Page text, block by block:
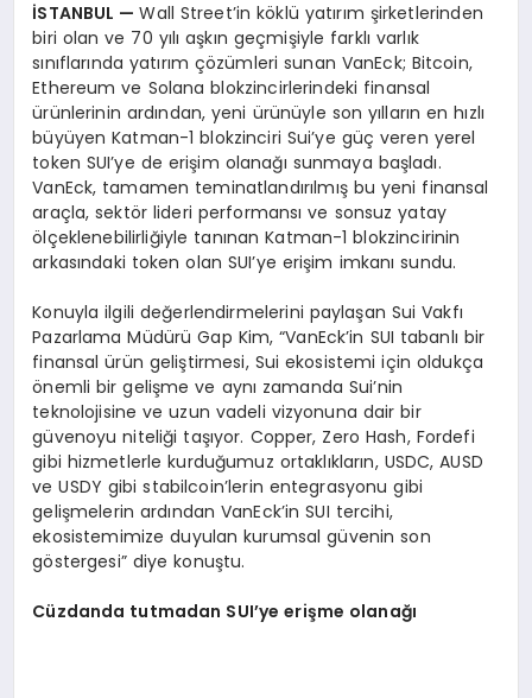
İSTANBUL —Wall Street’in köklü yatırım şirketlerinden
biri olan ve 70 yılı aşkın geçmişiyle farklı varlık
sınıflarında yatırım çözümleri sunan VanEck; Bitcoin,
Ethereum ve Solana blokzincirlerindeki finansal
ürünlerinin ardından, yeni ürünüyle son yılların en hızlı
büyüyen Katman-1 blokzinciri Sui’ye güç veren yerel
token SUI’ye de erişim olanağı sunmaya başladı.
VanEck, tamamen teminatlandırılmış bu yeni finansal
araçla, sektör lideri performansı ve sonsuz yatay
ölçeklenebilirliğiyle tanınan Katman-1 blokzincirinin
arkasındaki token olan SUI’ye erişim imkanı sundu.
Konuyla ilgili değerlendirmelerini paylaşan Sui Vakfı
Pazarlama Müdürü Gap Kim, “VanEck’in SUI tabanlı bir
finansal ürün geliştirmesi, Sui ekosistemi için oldukça
önemli bir gelişme ve aynı zamanda Sui’nin
teknolojisine ve uzun vadeli vizyonuna dair bir
güvenoyu niteliği taşıyor. Copper, Zero Hash, Fordefi
gibi hizmetlerle kurduğumuz ortaklıkların, USDC, AUSD
ve USDY gibi stabilcoin’lerin entegrasyonu gibi
gelişmelerin ardından VanEck’in SUI tercihi,
ekosistemimize duyulan kurumsal güvenin son
göstergesi” diye konuştu.
Cüzdanda tutmadan SUI’ye erişme olanağı